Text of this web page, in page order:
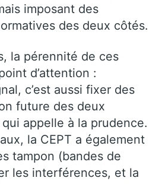
imposant des
des deux côtés.
la pérennité de ces
d’attention :
c’est aussi fixer des
future des deux
appelle à la prudence.
la CEPT a également
tampon (bandes de
les interférences, et la